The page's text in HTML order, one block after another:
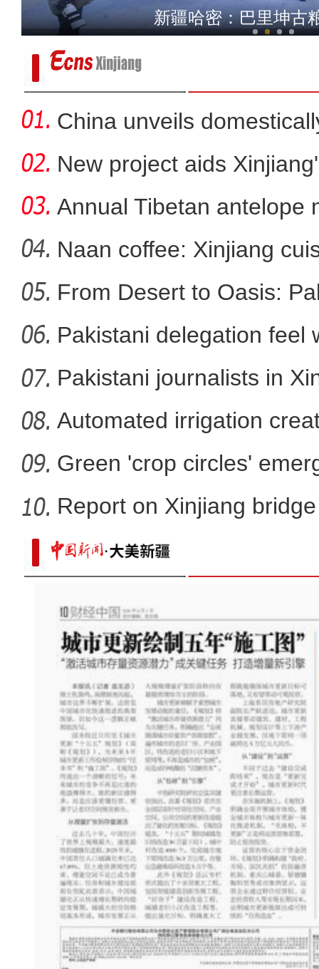
一株草，三代人：新疆养眉习俗打
大美边疆看我家丨新疆喀什：走
“最美天山公路”独库
新疆哈密：巴里坤古
China unveils
f
New project aids
Annual Tibetan antelope
Naan coffee: Xinjiang
From Desert to Oasis:
Pakistani delegation feel
developm
Pakistani journalists in
Automated irrigation
Green 'crop circles'
Report on Xinjiang
sa